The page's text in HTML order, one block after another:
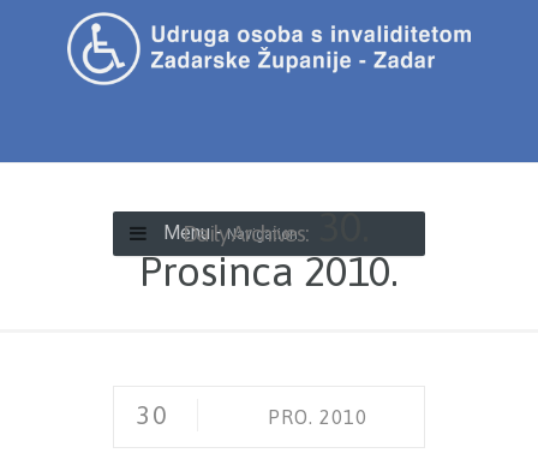
Menu -Navigation
Daily Archives:30.
Prosinca 2010.
30 PRO. 2010